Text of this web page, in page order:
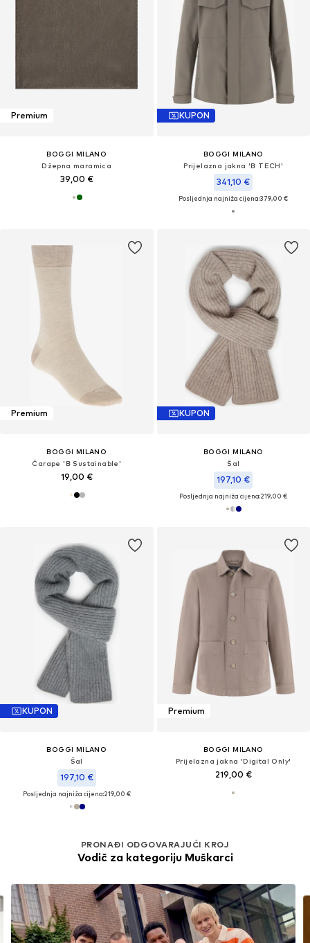
Premium
BOGGI MILANO
Džepna maramica
39,00 €
KUPON
BOGGI MILANO
Prijelazna jakna 'B TECH'
341,10 €
Posljednja najniža cijena:379,00 €
Premium
BOGGI MILANO
Čarape 'B Sustainable'
19,00 €
KUPON
BOGGI MILANO
Šal
197,10 €
Posljednja najniža cijena:219,00 €
KUPON
BOGGI MILANO
Šal
197,10 €
Posljednja najniža cijena:219,00 €
Premium
BOGGI MILANO
Prijelazna jakna 'Digital Only'
219,00 €
PRONAĐI ODGOVARAJUĆI KROJ
Vodič za kategoriju Muškarci